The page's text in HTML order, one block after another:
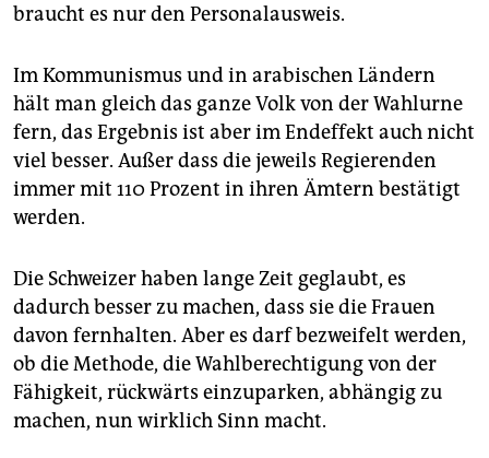
braucht es nur den Personalausweis.
Im Kommunismus und in arabischen Ländern
hält man gleich das ganze Volk von der Wahlurne
fern, das Ergebnis ist aber im Endeffekt auch nicht
viel besser. Außer dass die jeweils Regierenden
immer mit 110 Prozent in ihren Ämtern bestätigt
werden.
Die Schweizer haben lange Zeit geglaubt, es
dadurch besser zu machen, dass sie die Frauen
davon fernhalten. Aber es darf bezweifelt werden,
ob die Methode, die Wahlberechtigung von der
Fähigkeit, rückwärts einzuparken, abhängig zu
machen, nun wirklich Sinn macht.